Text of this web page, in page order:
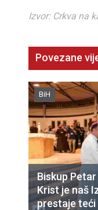
Izvor: Crkva na
Povezane
BiH
Biskup
Krist je naš
prestaje teći